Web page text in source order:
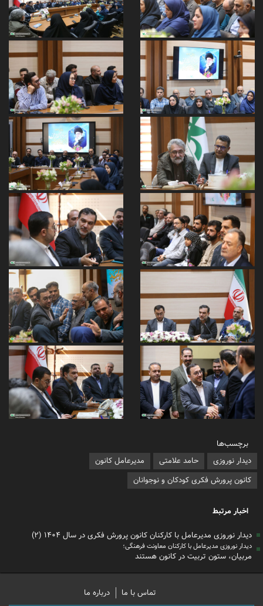
برچسب‌ها
دیدار نوروزی
حامد علامتی
مدیرعامل کانون
کانون پرورش فکری کودکان و نوجوانان
اخبار مرتبط
دیدار نوروزی مدیرعامل با کارکنان کانون پرورش فکری در سال ۱۴۰۴ (۲)
دیدار نوروزی مدیرعامل با کارکنان معاونت فرهنگی؛
مربیان، ستون تربیت در کانون هستند
تماس با ما درباره ما